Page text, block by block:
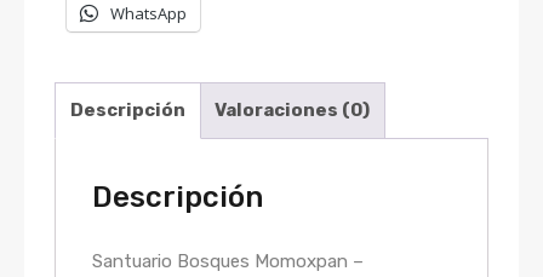
WhatsApp
Descripción Valoraciones (0)
Descripción
Santuario Bosques Momoxpan –